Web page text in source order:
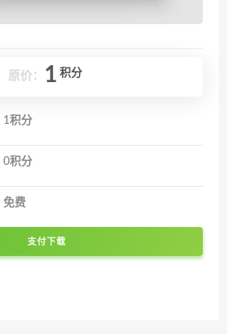
原价： 1 积分
1积分
0积分
免费
支付下载